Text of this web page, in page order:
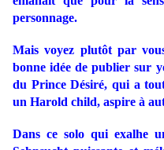
personnage.
Mais voyez plutôt par
bonne idée de publier sur
du Prince Désiré, qui a
un Harold child, aspire à
Dans ce solo qui exalhe